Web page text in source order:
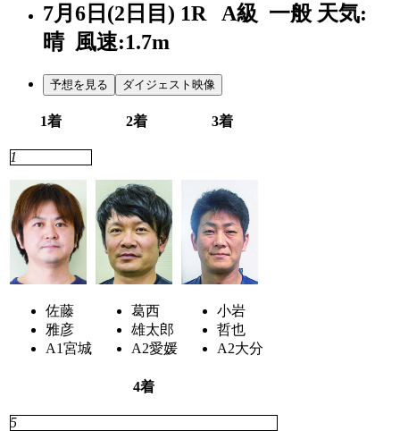
7月6日(2日目) 1R A級 一般 天気:
晴 風速:1.7m
予想を見る ダイジェスト映像
1着 2着 3着
1
佐藤
雅彦
A1宮城
葛西
雄太郎
A2愛媛
小岩
哲也
A2大分
4着
5